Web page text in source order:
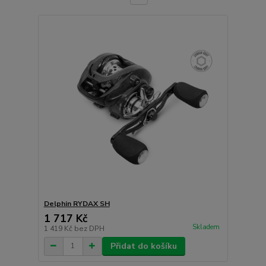
Delphin RYDAX SH
1 717 Kč
1 419 Kč bez DPH Skladem
Přidat do košíku